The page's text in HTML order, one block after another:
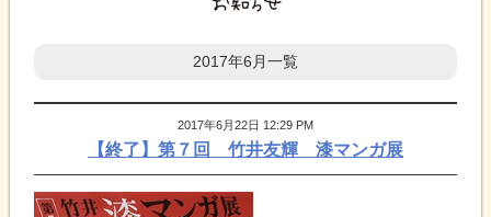
2017年6月一覧
2017年6月22日 12:29 PM
【終了】第７回 竹井友輝 漆マンガ展